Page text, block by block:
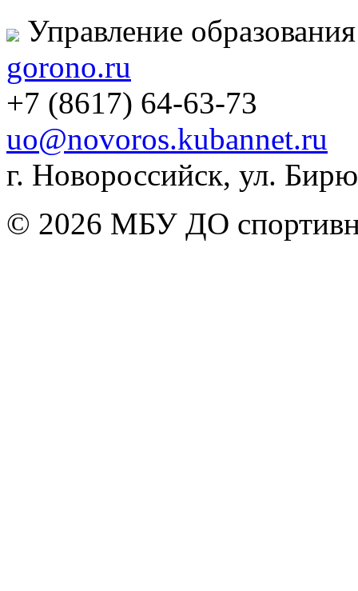
Управление
gorono.ru
+7 (8617) 64-63-73
uo@novoros.kubannet.ru
г. Новороссийск, ул.
© 2026 МБУ ДО